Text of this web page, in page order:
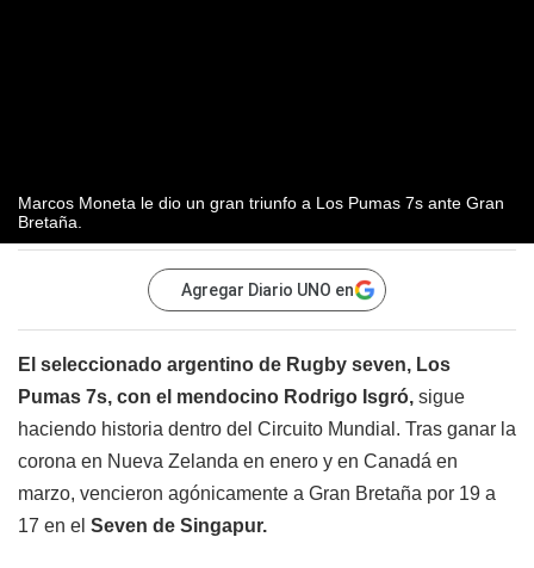
Marcos Moneta le dio un gran triunfo a Los Pumas 7s ante Gran
Bretaña.
Agregar Diario UNO en
El seleccionado argentino de Rugby seven, Los
Pumas 7s, con el mendocino Rodrigo Isgró, sigue
haciendo historia dentro del Circuito Mundial. Tras ganar la
corona en Nueva Zelanda en enero y en Canadá en
marzo, vencieron agónicamente a Gran Bretaña por 19 a
17 en el Seven de Singapur.